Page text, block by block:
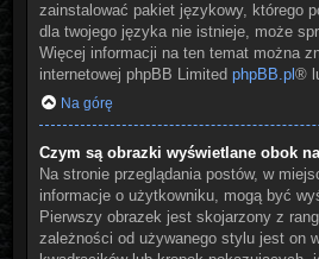
zainstalować pakiet językowy, którego
dla twojego języka nie istnieje, może
Więcej informacji na ten temat można
internetowej phpBB Limited phpBB.pl ®
Na górę
Czym są obrazki wyświetlane obok
Na stronie przeglądania postów, w
informacje o użytkowniku, mogą być
Pierwszy obrazek jest skojarzony z
zależności od używanego stylu jest on